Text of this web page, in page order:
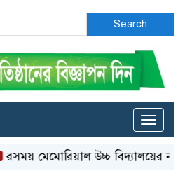
Search
Toggle
মেমোরিয়াল উচ্চ বিদ্যালয়ের নতুন